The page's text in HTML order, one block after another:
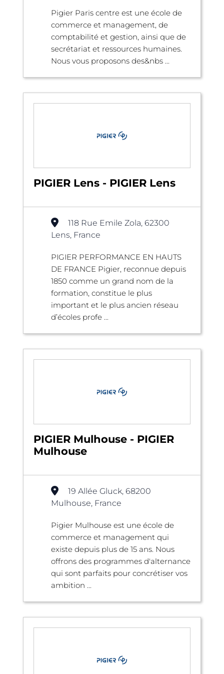
Pigier Paris centre est une école de
commerce et management, de
comptabilité et gestion, ainsi que de
secrétariat et ressources humaines.
Nous vous proposons des&nbs ...
PIGIER Lens - PIGIER Lens
118 Rue Emile Zola, 62300
Lens, France
PIGIER PERFORMANCE EN HAUTS
DE FRANCE Pigier, reconnue depuis
1850 comme un grand nom de la
formation, constitue le plus
important et le plus ancien réseau
d’écoles profe ...
PIGIER Mulhouse - PIGIER
Mulhouse
19 Allée Gluck, 68200
Mulhouse, France
Pigier Mulhouse est une école de
commerce et management qui
existe depuis plus de 15 ans. Nous
offrons des programmes d'alternance
qui sont parfaits pour concrétiser vos
ambition ...